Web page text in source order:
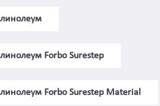
Forbo Surestep
Forbo Surestep Material